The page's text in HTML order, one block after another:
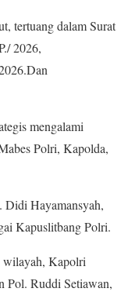
tertuang dalam Surat
2026,
mengalami
Polri, Kapolda,
Didi Hayamansyah,
Kapuslitbang Polri.
wilayah, Kapolri
Pol. Ruddi Setiawan,